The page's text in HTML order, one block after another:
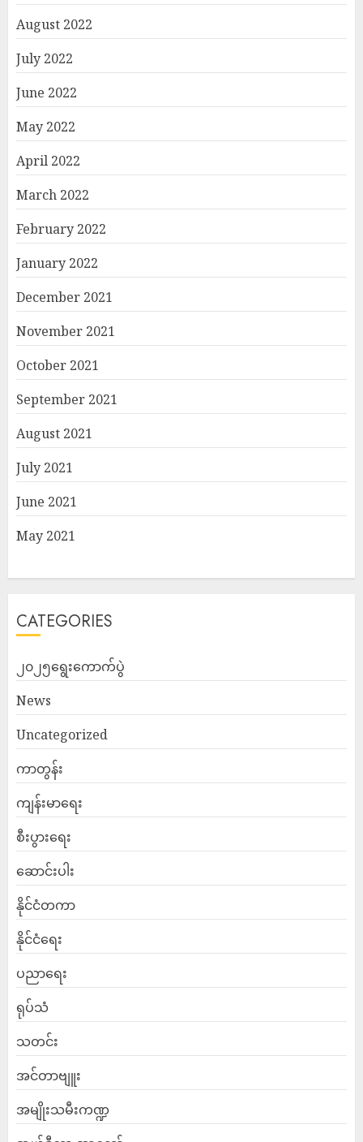
August 2022
July 2022
June 2022
May 2022
April 2022
March 2022
February 2022
January 2022
December 2021
November 2021
October 2021
September 2021
August 2021
July 2021
June 2021
May 2021
CATEGORIES
၂၀၂၅ရွေးကောက်ပွဲ
News
Uncategorized
ကာတွန်း
ကျန်းမာရေး
စီးပွားရေး
ဆောင်းပါး
နိုင်ငံတကာ
နိုင်ငံရေး
ပညာရေး
ရုပ်သံ
သတင်း
အင်တာဗျူး
အမျိုးသမီးကဏ္ဍ